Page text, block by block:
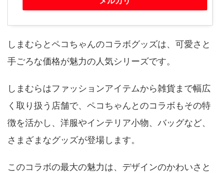
しまむらとペコちゃんのコラボグッズは、可愛さと
手ごろな価格が魅力の人気シリーズです。
しまむらはファッションアイテムから雑貨まで幅広
く取り扱う店舗で、ペコちゃんとのコラボもその特
徴を活かし、洋服やインテリア小物、バッグなど、
さまざまなグッズが登場します。
このコラボの最大の魅力は、デザインのかわいさと